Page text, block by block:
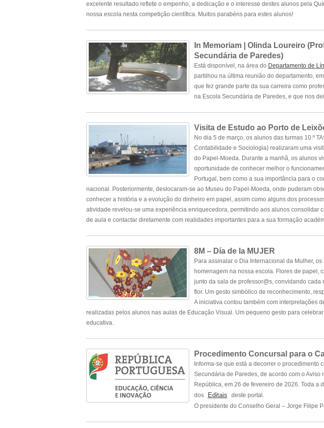
excelente resultado reflete o empenho, a dedicação e o interesse destes alunos pela
nossa escola nesta competição científica. Muitos parabéns para estes alunos!
In Memoriam | Olinda Loureiro
Secundária de Paredes)
Está disponível, na área do Departamento de
partilhou na última reunião do departamento,
que fez grande parte da sua carreira como
na Escola Secundária de Paredes, e que nos
Visita de Estudo ao Porto de
No dia 5 de março, os alunos das turmas 10.º
Contabilidade e Sociologia) realizaram uma
do Papel-Moeda. Durante a manhã, os alunos
oportunidade de conhecer melhor o
Portugal, bem como a sua importância para o
nacional. Posteriormente, deslocaram-se ao Museu do Papel-Moeda, onde puderam
conhecer a história e a evolução do dinheiro em papel, assim como alguns dos
atividade revelou-se uma experiência enriquecedora, permitindo aos alunos consolidar
de aula e contactar diretamente com realidades importantes para a sua formação
8M – Día de la MUJER
Para assinalar o Dia Internacional da Mulher,
homenagem na nossa escola. Flores de papel,
junto da sala de professor@s, convidando cada
flor. Um gesto simbólico de reconhecimento,
A iniciativa contou também com interpretações
realizadas pelos alunos nas aulas de Educação Visual. Um pequeno gesto para
educativa.
Procedimento Concursal para o
Informa-se que está a decorrer o procedimento
Secundária de Paredes, de acordo com o Aviso
República, em 26 de fevereiro de 2026. Toda a
dos
Editais deste portal .
O presidente do Conselho Geral – Jorge Filipe